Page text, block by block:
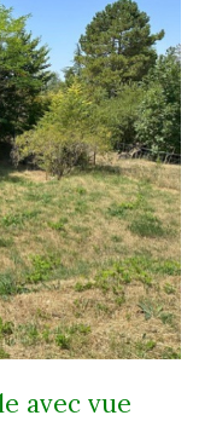
avec vue